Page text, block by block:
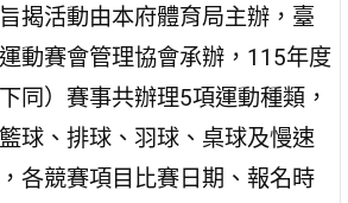
揭活動由本府體育局主辦，臺
動賽會管理協會承辦，115年度
下同）賽事共辦理5項運動種類，
球、排球、羽球、桌球及慢速
各競賽項目比賽日期、報名時